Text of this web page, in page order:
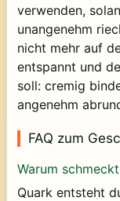
verwenden,
unangenehm
nicht mehr auf
entspannt und
soll: cremig
angenehm
FAQ zum
Warum
Quark entsteht